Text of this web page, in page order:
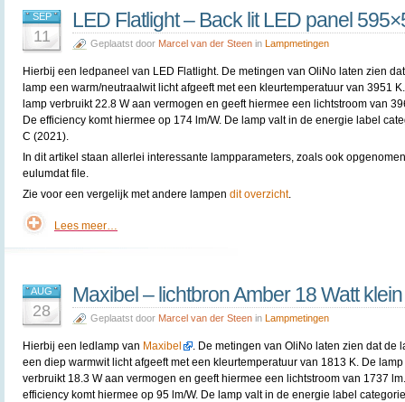
SEP
11
LED Flatlight – Back lit LED panel
Geplaatst door Marcel van der Steen in Lampmetingen
Hierbij een ledpaneel van LED Flatlight. De metingen van OliNo laten zien
lamp een warm/neutraalwit licht afgeeft met een kleurtemperatuur van 3951
lamp verbruikt 22.8 W aan vermogen en geeft hiermee een lichtstroom van
De efficiency komt hiermee op 174 lm/W. De lamp valt in de energie label
C (2021).
In dit artikel staan allerlei interessante lampparameters, zoals ook
eulumdat file.
Zie voor een vergelijk met andere lampen dit overzicht.
Lees meer…
AUG
28
Maxibel – lichtbron Amber 18 Watt klein
Geplaatst door Marcel van der Steen in Lampmetingen
Hierbij een ledlamp van Maxibel
. De metingen van OliNo laten zien dat de
een diep warmwit licht afgeeft met een kleurtemperatuur van 1813 K. De lamp
verbruikt 18.3 W aan vermogen en geeft hiermee een lichtstroom van 1737
efficiency komt hiermee op 95 lm/W. De lamp valt in de energie label